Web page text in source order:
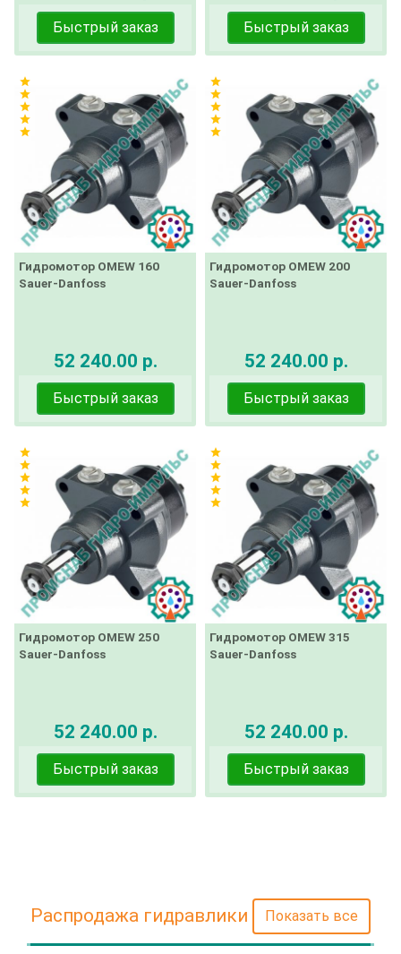
Быстрый заказ Быстрый заказ
Гидромотор OMEW 160
Sauer-Danfoss
52 240.00 р.
star
star
star
star
star
Быстрый заказ
Гидромотор OMEW 200
Sauer-Danfoss
52 240.00 р.
star
star
star
star
star
Быстрый заказ
Гидромотор OMEW 250
Sauer-Danfoss
52 240.00 р.
star
star
star
star
star
Быстрый заказ
Гидромотор OMEW 315
Sauer-Danfoss
52 240.00 р.
star
star
star
star
star
Быстрый заказ
Распродажа гидравлики Показать все